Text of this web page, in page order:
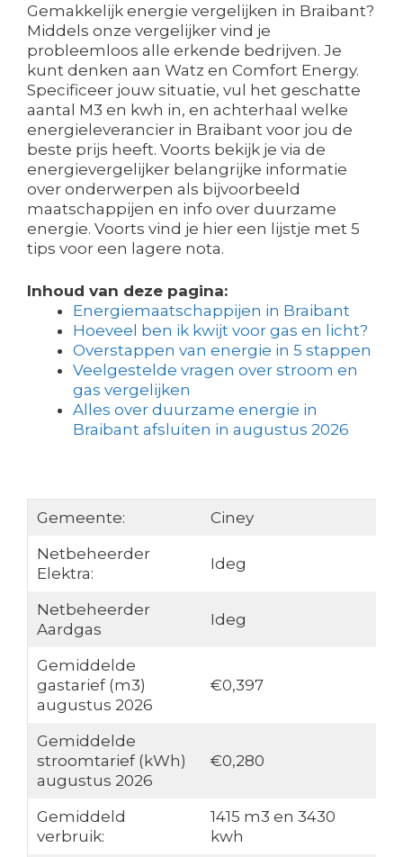
Gemakkelijk energie vergelijken in Braibant?
Middels onze vergelijker vind je
probleemloos alle erkende bedrijven. Je
kunt denken aan Watz en Comfort Energy.
Specificeer jouw situatie, vul het geschatte
aantal M3 en kwh in, en achterhaal welke
energieleverancier in Braibant voor jou de
beste prijs heeft. Voorts bekijk je via de
energievergelijker belangrijke informatie
over onderwerpen als bijvoorbeeld
maatschappijen en info over duurzame
energie. Voorts vind je hier een lijstje met 5
tips voor een lagere nota.
Inhoud van deze pagina:
Energiemaatschappijen in Braibant
Hoeveel ben ik kwijt voor gas en licht?
Overstappen van energie in 5 stappen
Veelgestelde vragen over stroom en
gas vergelijken
Alles over duurzame energie in
Braibant afsluiten in augustus 2026
Gemeente:
Ciney
Netbeheerder
Elektra:
Ideg
Netbeheerder
Aardgas
Ideg
Gemiddelde
gastarief (m3)
augustus 2026
€0,397
Gemiddelde
stroomtarief (kWh)
augustus 2026
€0,280
Gemiddeld
verbruik:
1415 m3 en 3430
kwh